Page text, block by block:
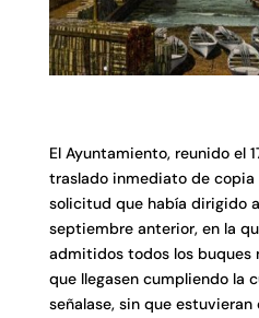
El Ayuntamiento, reunido el
traslado inmediato de copia
solicitud que había dirigido
septiembre anterior, en la
admitidos todos los buques
que llegasen cumpliendo la
señalase, sin que